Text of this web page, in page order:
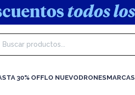
30% OFFLO NUEVODRONESMARCAS